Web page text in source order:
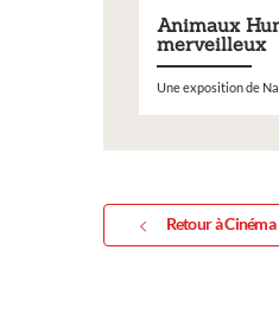
Animaux
merveilleux
Une exposition de
Retour à Cinéma